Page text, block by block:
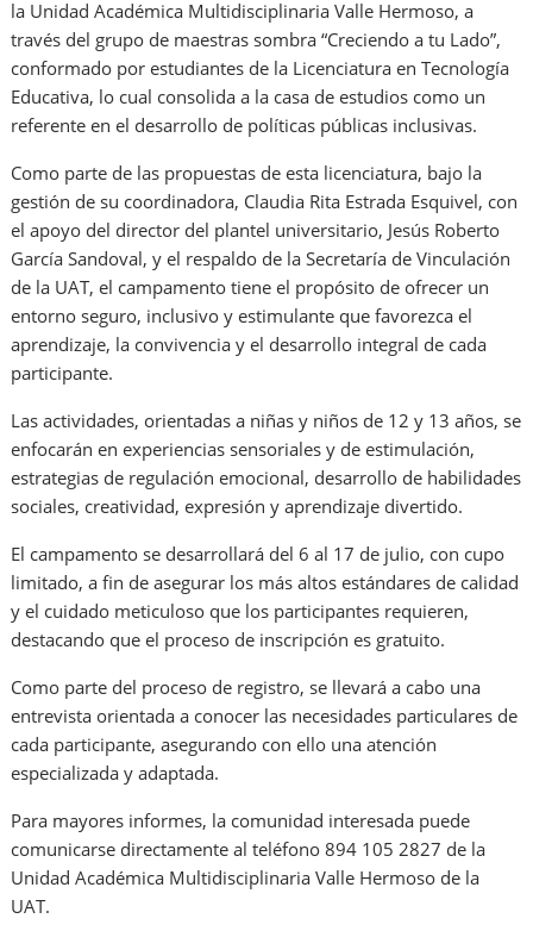
la Unidad Académica Multidisciplinaria Valle Hermoso, a
través del grupo de maestras sombra “Creciendo a tu Lado”,
conformado por estudiantes de la Licenciatura en Tecnología
Educativa, lo cual consolida a la casa de estudios como un
referente en el desarrollo de políticas públicas inclusivas.
Como parte de las propuestas de esta licenciatura, bajo la
gestión de su coordinadora, Claudia Rita Estrada Esquivel, con
el apoyo del director del plantel universitario, Jesús Roberto
García Sandoval, y el respaldo de la Secretaría de Vinculación
de la UAT, el campamento tiene el propósito de ofrecer un
entorno seguro, inclusivo y estimulante que favorezca el
aprendizaje, la convivencia y el desarrollo integral de cada
participante.
Las actividades, orientadas a niñas y niños de 12 y 13 años, se
enfocarán en experiencias sensoriales y de estimulación,
estrategias de regulación emocional, desarrollo de habilidades
sociales, creatividad, expresión y aprendizaje divertido.
El campamento se desarrollará del 6 al 17 de julio, con cupo
limitado, a fin de asegurar los más altos estándares de calidad
y el cuidado meticuloso que los participantes requieren,
destacando que el proceso de inscripción es gratuito.
Como parte del proceso de registro, se llevará a cabo una
entrevista orientada a conocer las necesidades particulares de
cada participante, asegurando con ello una atención
especializada y adaptada.
Para mayores informes, la comunidad interesada puede
comunicarse directamente al teléfono 894 105 2827 de la
Unidad Académica Multidisciplinaria Valle Hermoso de la
UAT.